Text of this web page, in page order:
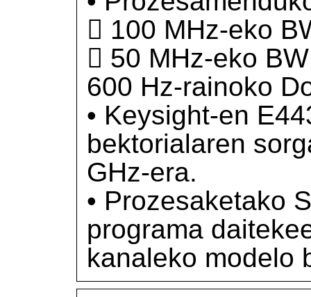
 100 MHz-eko
 50 MHz-eko
600 Hz-rainoko
• Keysight-en
bektorialaren
GHz-era.
• Prozesaketako
programa
kanaleko modelo